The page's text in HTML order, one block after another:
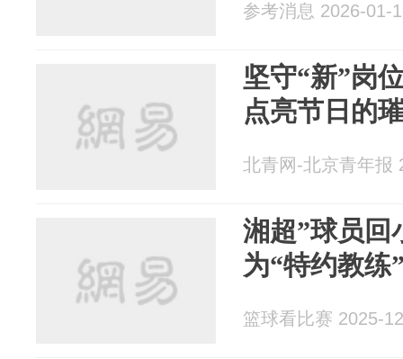
参考消息 2026-01-
坚守“新”岗
点亮节日的
北青网-北京青年报
湘超”球员回
为“特约教练
篮球看比赛 2025-